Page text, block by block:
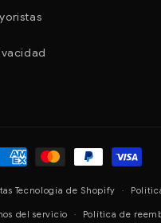
Tecnología de Shopify
del servicio Política de